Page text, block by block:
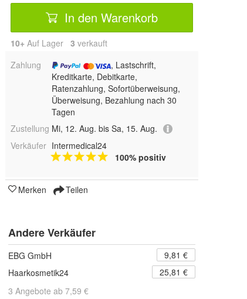
In den Warenkorb
10+ Auf Lager 3 verkauft
Zahlung
, Lastschrift,
Kreditkarte, Debitkarte,
Ratenzahlung, Sofortüberweisung,
Überweisung, Bezahlung nach 30
Tagen
Zustellung Mi, 12. Aug. bis Sa, 15. Aug.
Verkäufer Intermedical24
100% positiv
Merken Teilen
Andere Verkäufer
EBG GmbH
9,81 €
Haarkosmetik24
25,81 €
3 Angebote ab 7,59 €